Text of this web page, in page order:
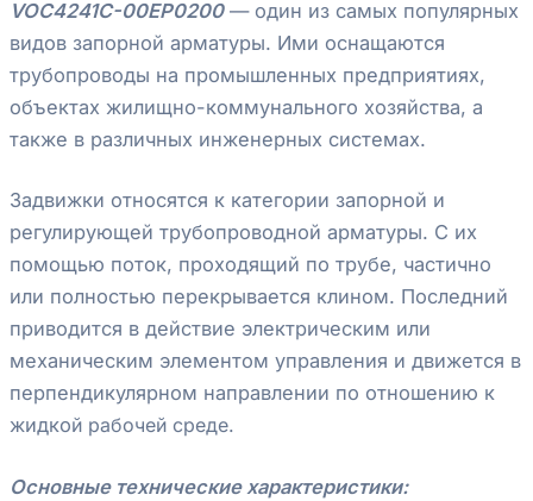
VOC4241C-00EP0200— один из самых популярных
видов запорной арматуры. Ими оснащаются
трубопроводы на промышленных предприятиях,
объектах жилищно-коммунального хозяйства, а
также в различных инженерных системах.
Задвижки относятся к категории запорной и
регулирующей трубопроводной арматуры. С их
помощью поток, проходящий по трубе, частично
или полностью перекрывается клином. Последний
приводится в действие электрическим или
механическим элементом управления и движется в
перпендикулярном направлении по отношению к
жидкой рабочей среде.
Основные технические характеристики: